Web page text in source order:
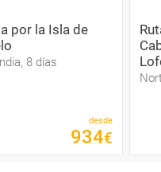
por la Isla de
8 días
desde
934€